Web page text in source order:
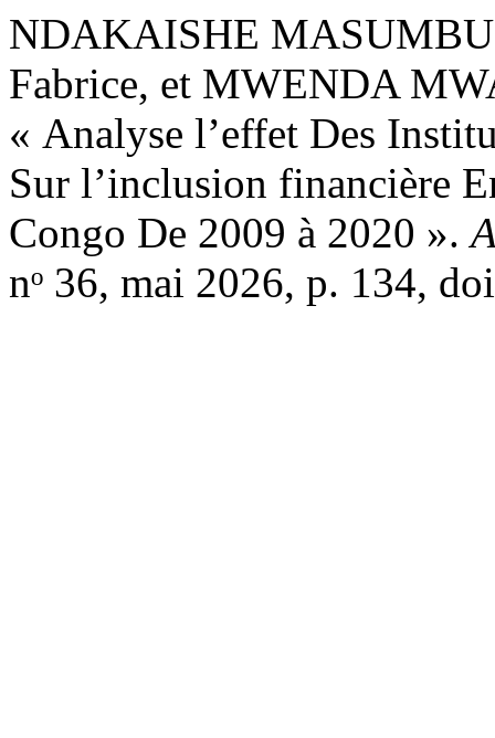
NDAKAISHE
Fabrice, et MWENDA
« Analyse l’effet Des
Sur l’inclusion financière
Congo De 2009 à 2020 ».
nᵒ 36, mai 2026, p. 134,